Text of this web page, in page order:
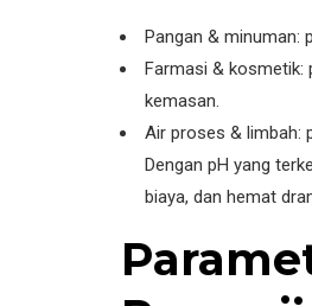
Pangan & minuman:
Farmasi & kosmetik:
kemasan.
Air proses & limbah:
Dengan pH yang
biaya, dan hemat